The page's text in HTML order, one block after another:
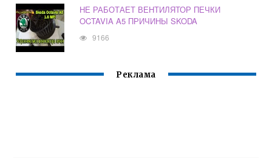
НЕ РАБОТАЕТ ВЕНТИЛЯТОР ПЕЧКИ
OCTAVIA A5 ПРИЧИНЫ SKODA
9166
Реклама